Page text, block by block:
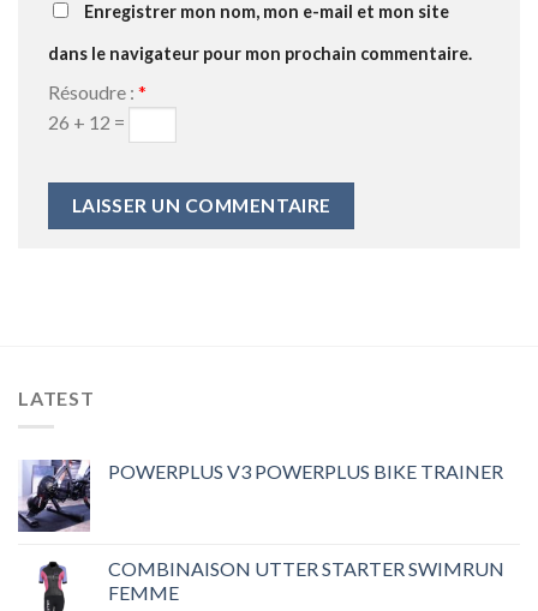
Enregistrer mon nom, mon e-mail et mon site
dans le navigateur pour mon prochain commentaire.
Résoudre : *
26 + 12 =
LATEST
POWERPLUS V3 POWERPLUS BIKE TRAINER
COMBINAISON UTTER STARTER SWIMRUN
FEMME